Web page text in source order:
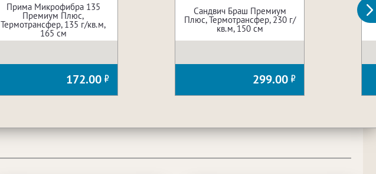
Прима Микрофибра 135
Премиум Плюс,
Термотрансфер, 135 г/кв.м,
165 см
172.00
Сандвич Браш Премиум
Плюс, Термотрансфер, 230 г/
кв.м, 150 см
299.00